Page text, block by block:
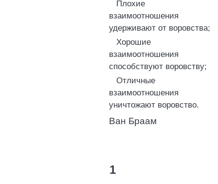
Плохие
взаимоотношения
удерживают от воровства;
Хорошие
взаимоотношения
способствуют воровству;
Отличные
взаимоотношения
уничтожают воровство.
Ван Браам
1